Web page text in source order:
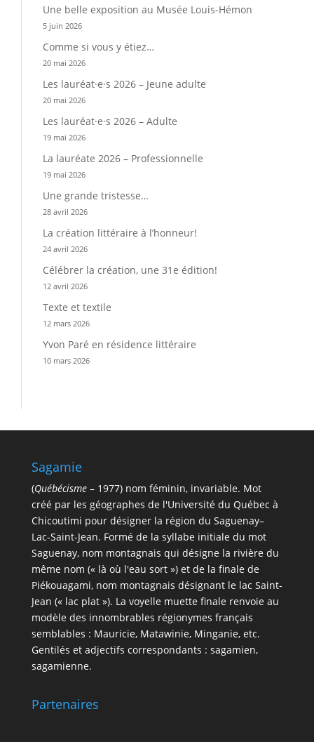
Une belle exposition au Musée Louis-Hémon
5 juin 2026
Comme si vous y étiez…
20 mai 2026
Les lauréat·e·s 2026 – Jeune adulte
20 mai 2026
Les lauréat·e·s 2026 – Adulte
19 mai 2026
La lauréate 2026 – Professionnelle
19 mai 2026
Une grande tristesse…
28 avril 2026
La création littéraire à l’honneur!
24 avril 2026
Célébrer la création, une 31e édition!
12 avril 2026
Texte et textile
12 mars 2026
Yvon Paré en résidence littéraire
10 mars 2026
Sagamie
(Québécisme – 1977) nom féminin, invariable. Mot
créé par les géographes de l'Université du Québec à
Chicoutimi pour désigner la région du Saguenay–
Lac-Saint-Jean. Formé de la syllabe initiale du mot
Saguenay, nom montagnais qui désigne la rivière du
même nom (« là où l'eau sort ») et de la finale de
Piékouagami, nom montagnais désignant le lac Saint-
Jean (« lac plat »). La voyelle muette finale renvoie au
modèle des innombrables régionymes français
semblables : Mauricie, Matawinie, Minganie, etc.
Gentilés et adjectifs correspondants : sagamien,
sagamienne.
Partenaires